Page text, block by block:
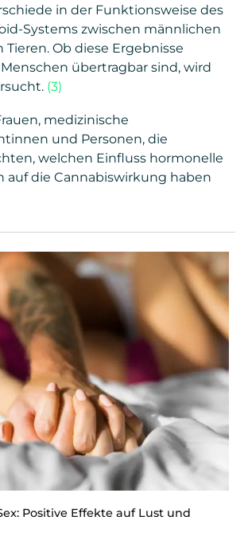
in der Funktionsweise des
Systems zwischen männlichen
Ob diese Ergebnisse
übertragbar sind, wird
(3)
medizinische
und Personen, die
welchen Einfluss hormonelle
auf die Cannabiswirkung haben
Positive Effekte auf Lust und